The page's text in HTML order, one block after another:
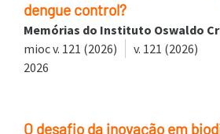
dengue control?
Memórias do Instituto Oswaldo
mioc v. 121 (2026)
v. 121 (2026)
2026
O desafio da inovação em